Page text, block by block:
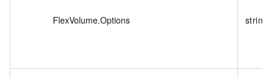
FlexVolume.Options string